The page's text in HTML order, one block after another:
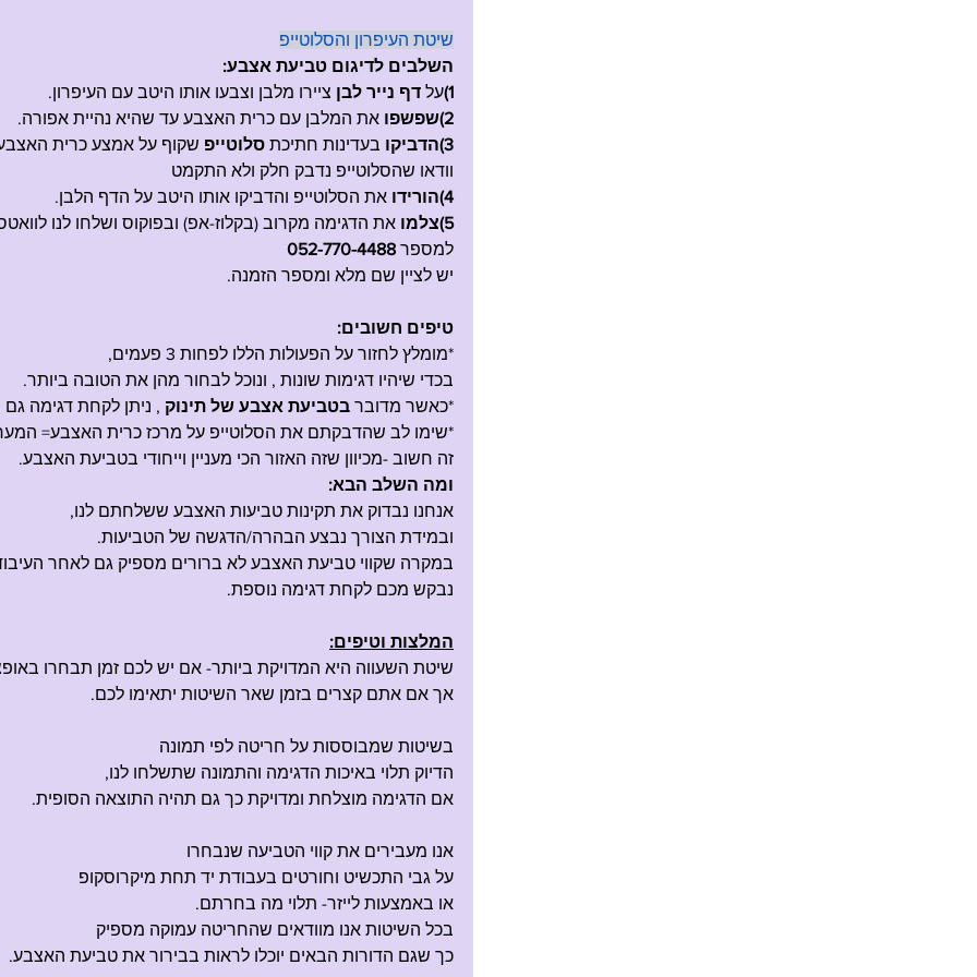
שיטת העיפרון והסלוטייפ
השלבים לדיגום טביעת אצבע:
1) על דף נייר לבן ציירו מלבן וצבעו אותו היטב עם העיפרון.
2)שפשפו
את המלבן עם כרית האצבע עד שהיא נהיית אפורה.
3)הדביקו
בעדינות חתיכת סלוטייפ שקוף על אמצע כרית
וודאו שהסלוטייפ נדבק חלק ולא התקמט
4)הורידו
את הסלוטייפ והדביקו אותו היטב על הדף הלבן.
5)צלמו
את הדגימה מקרוב (בקלוז-אפ) ובפוקוס ושלחו לנו
למספר 052-770-4488
יש לציין שם מלא ומספר הזמנה.
טיפים חשובים:
*מומלץ לחזור על הפעולות הללו לפחות 3 פעמים,
בכדי שיהיו דגימות שונות , ונוכל לבחור מהן את הטובה ביותר.
*כאשר מדובר בטביעת אצבע של תינוק , ניתן לקחת דגימה
*שימו לב שהדבקתם את הסלוטייפ על מרכז כרית האצבע=
זה חשוב -מכיוון שזה האזור הכי מעניין וייחודי בטביעת האצבע.
ומה השלב הבא:
אנחנו נבדוק את תקינות טביעות האצבע ששלחתם לנו,
ובמידת הצורך נבצע הבהרה/הדגשה של הטביעות.
במקרה שקווי טביעת האצבע לא ברורים מספיק גם לאחר
נבקש מכם לקחת דגימה נוספת.
המלצות וטיפים:
שיטת השעווה היא המדויקת ביותר- אם יש לכם זמן תבחרו
אך אם אתם קצרים בזמן שאר השיטות יתאימו לכם.
בשיטות שמבוססות על חריטה לפי תמונה
הדיוק תלוי באיכות הדגימה והתמונה שתשלחו לנו,
אם הדגימה מוצלחת ומדויקת כך גם תהיה התוצאה הסופית.
אנו מעבירים את קווי הטביעה שנבחרו
על גבי התכשיט וחורטים בעבודת יד תחת מיקרוסקופ
או באמצעות לייזר- תלוי מה בחרתם.
בכל השיטות אנו מוודאים שהחריטה עמוקה מספיק
כך שגם הדורות הבאים יוכלו לראות בבירור את טביעת האצבע.